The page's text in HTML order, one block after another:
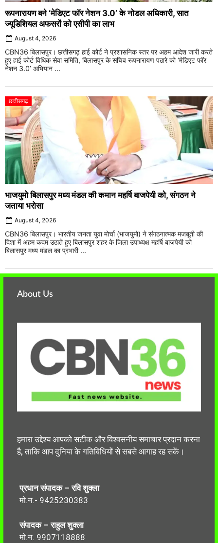
रूपनारायण बने ‘मेडिएट फॉर नेशन 3.0’ के नोडल अधिकारी, सात
ज्यूडिशियल अफसरों को एसीपी का लाभ
August 4, 2026
CBN36 बिलासपुर। छत्तीसगढ़ हाई कोर्ट ने प्रशासनिक स्तर पर अहम आदेश जारी करते
हुए हाई कोर्ट विधिक सेवा समिति, बिलासपुर के सचिव रूपनारायण पठारे को ‘मेडिएट फॉर
नेशन 3.0’ अभियान ...
छत्तीसगढ़
भाजयुमो बिलासपुर मध्य मंडल की कमान महर्षि बाजपेयी को, संगठन ने
जताया भरोसा
August 4, 2026
CBN36 बिलासपुर। भारतीय जनता युवा मोर्चा (भाजयुमो) ने संगठनात्मक मजबूती की
दिशा में अहम कदम उठाते हुए बिलासपुर शहर के जिला उपाध्यक्ष महर्षि बाजपेयी को
बिलासपुर मध्य मंडल का प्रभारी ...
About Us
हमारा उद्देश्य आपको सटीक और विश्वसनीय समाचार प्रदान करना
है, ताकि आप दुनिया के गतिविधियों से सबसे आगाह रह सकें।
प्रधान संपादक – रवि शुक्ला
मो.न.- 9425230383
संपादक – राहुल शुक्ला
मो.न. 9907118888